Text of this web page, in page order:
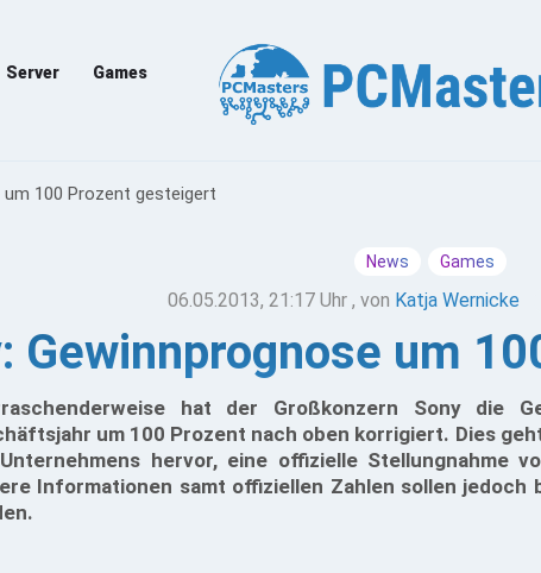
Server Games
um 100 Prozent gesteigert
News Games
06.05.2013, 21:17 Uhr , von Katja Wernicke
Gewinnprognose um
hat der Großkonzern Sony die
um 100 Prozent nach oben korrigiert. Dies
hervor, eine offizielle Stellungnahme
Informationen samt offiziellen Zahlen sollen